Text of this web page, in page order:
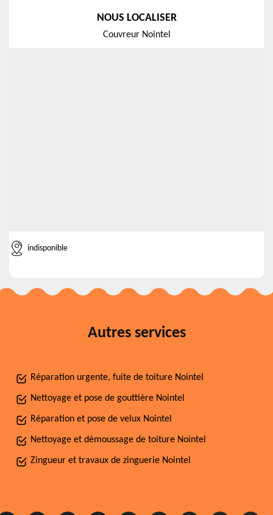
NOUS LOCALISER
Couvreur Nointel
indisponible
Autres services
Réparation urgente, fuite de toiture Nointel
Nettoyage et pose de gouttière Nointel
Réparation et pose de velux Nointel
Nettoyage et démoussage de toiture Nointel
Zingueur et travaux de zinguerie Nointel